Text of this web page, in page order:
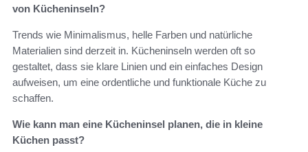
von Kücheninseln?
Trends wie Minimalismus, helle Farben und natürliche
Materialien sind derzeit in. Kücheninseln werden oft so
gestaltet, dass sie klare Linien und ein einfaches Design
aufweisen, um eine ordentliche und funktionale Küche zu
schaffen.
Wie kann man eine Kücheninsel planen, die in kleine
Küchen passt?